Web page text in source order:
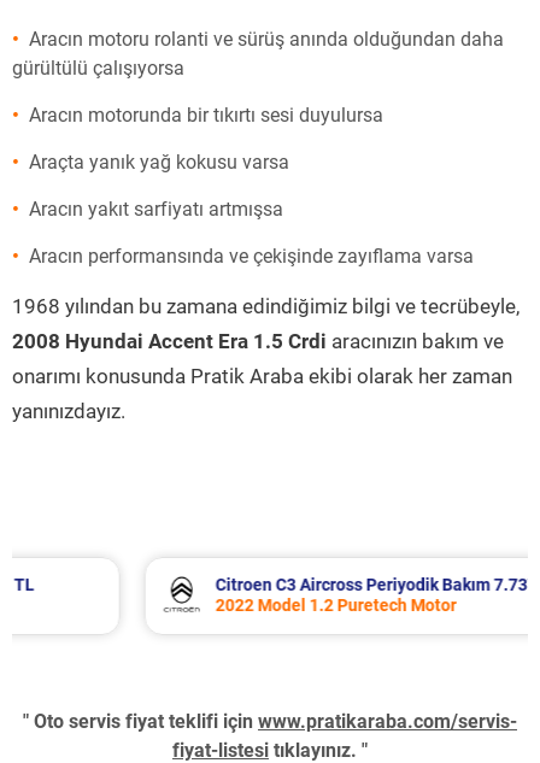
Aracın motoru rolanti ve sürüş anında olduğundan daha
gürültülü çalışıyorsa
Aracın motorunda bir tıkırtı sesi duyulursa
Araçta yanık yağ kokusu varsa
Aracın yakıt sarfiyatı artmışsa
Aracın performansında ve çekişinde zayıflama varsa
1968 yılından bu zamana edindiğimiz bilgi ve tecrübeyle,
2008 Hyundai Accent Era 1.5 Crdi aracınızın bakım ve
onarımı konusunda Pratik Araba ekibi olarak her zaman
yanınızdayız.
Citroen C3 Aircross Periyodik Bakım 7.737 TL
2022 Model 1.2 Puretech Motor
" Oto servis fiyat teklifi için www.pratikaraba.com/servis-
fiyat-listesi tıklayınız. "